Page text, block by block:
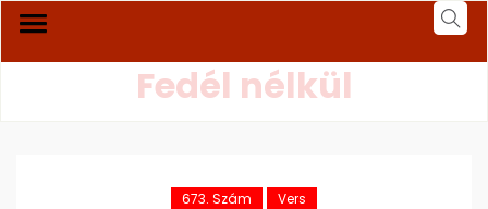
Fedél nélkül
673. Szám Vers